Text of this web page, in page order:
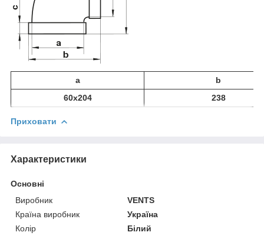
a
b
60x204
238
Приховати
Характеристики
Основні
Виробник
VENTS
Країна виробник
Україна
Колір
Білий